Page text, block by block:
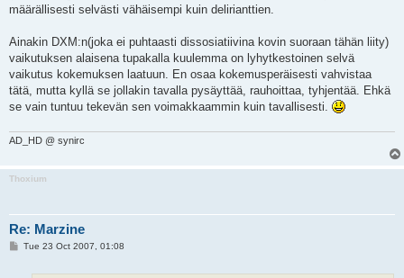
määrällisesti selvästi vähäisempi kuin delirianttien.
Ainakin DXM:n(joka ei puhtaasti dissosiatiivina kovin suoraan tähän liity)
vaikutuksen alaisena tupakalla kuulemma on lyhytkestoinen selvä
vaikutus kokemuksen laatuun. En osaa kokemusperäisesti vahvistaa
tätä, mutta kyllä se jollakin tavalla pysäyttää, rauhoittaa, tyhjentää. Ehkä
se vain tuntuu tekevän sen voimakkaammin kuin tavallisesti.
AD_HD @ synirc
Thoxium
Re: Marzine
PTue 23 Oct 2007, 01:08